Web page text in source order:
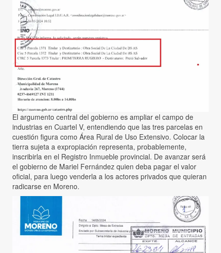
El argumento central del gobierno es ampliar el campo de
industrias en Cuartel V, entendiendo que las tres parcelas en
cuestión figura como Área Rural de Uso Extensivo. Colocar la
tierra sujeta a expropiación representa, probablemente,
inscribirla en el Registro Inmueble provincial. De avanzar será
el gobierno de Mariel Fernández quien deba pagar el valor
oficial, para luego venderla a los actores privados que quieran
radicarse en Moreno.